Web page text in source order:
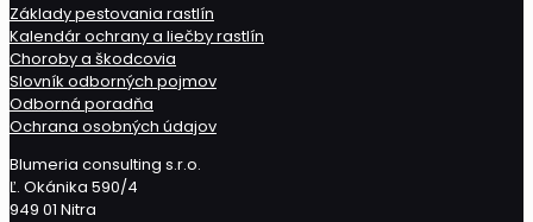
Základy pestovania rastlín
Kalendár ochrany a liečby rastlín
Choroby a škodcovia
Slovník odborných pojmov
Odborná poradňa
Ochrana osobných údajov
Blumeria consulting s.r.o.
Ľ. Okánika 590/4
949 01 Nitra